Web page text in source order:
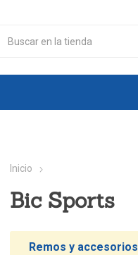
Inicio
Bic Sports
Remos y accesorios